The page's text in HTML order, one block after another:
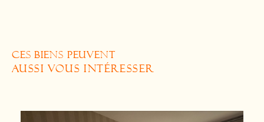
CES BIENS PEUVENT
AUSSI VOUS INTÉRESSER